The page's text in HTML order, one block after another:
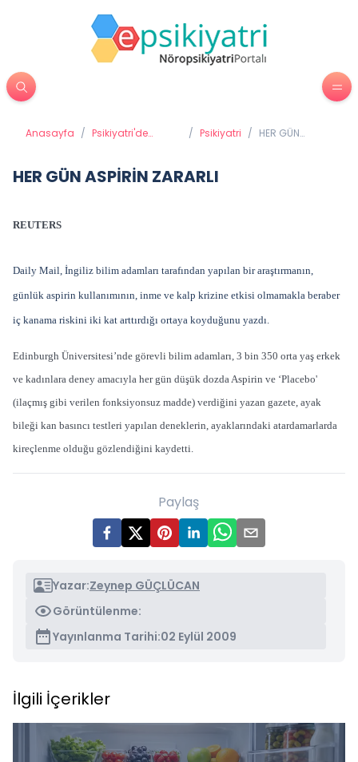
Anasayfa / Psikiyatri'de
/ Psikiyatri / HER GÜN
HER GÜN ASPİRİN ZARARLI
REUTERS
Daily Mail, İngiliz bilim adamları tarafından yapılan bir araştırmanın,
günlük aspirin kullanımının, inme ve kalp krizine etkisi olmamakla beraber
iç kanama riskini iki kat arttırdığı ortaya koyduğunu yazdı.
Edinburgh Üniversitesi’nde görevli bilim adamları, 3 bin 350 orta yaş erkek
ve kadınlara deney amacıyla her gün düşük dozda Aspirin ve ‘Placebo'
(ilaçmış gibi verilen fonksiyonsuz madde) verdiğini yazan gazete, ayak
bileği kan basıncı testleri yapılan deneklerin, ayaklarındaki atardamarlarda
kireçlenme olduğu gözlendiğini kaydetti.
Paylaş
Yazar:Zeynep GÜÇLÜCAN
Görüntülenme:
Yayınlanma Tarihi:02 Eylül 2009
İlgili İçerikler